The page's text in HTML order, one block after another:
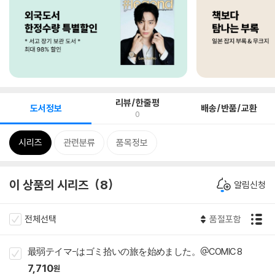
도서정보 리뷰/한줄평
0 배송/반품/교환
시리즈 관련분류 품목정보
이 상품의 시리즈 8 알림신청
전체선택 품절포함
最弱テイマ-はゴミ拾いの旅を始めました。@COMIC 8
7,710원